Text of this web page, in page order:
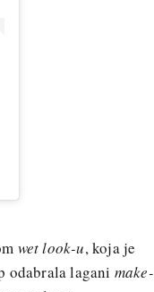
wet look-u, koja je
odabrala lagani make-